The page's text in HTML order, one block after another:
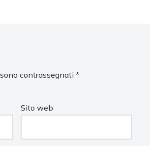
contrassegnati *
Sito web